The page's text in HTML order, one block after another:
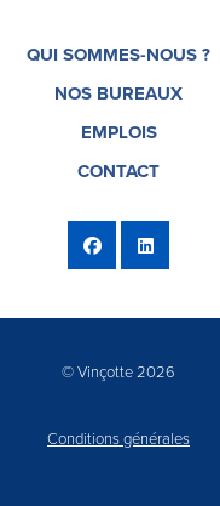
QUI SOMMES-NOUS ?
NOS BUREAUX
EMPLOIS
CONTACT
© Vinçotte 2026
Conditions générales